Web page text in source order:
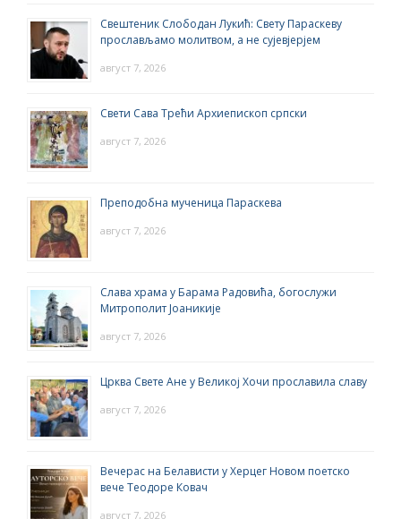
Свештеник Слободан Лукић: Свету Параскеву
прослављамо молитвом, а не сујевјерјем
август 7, 2026
Свети Сава Трећи Архиепископ српски
август 7, 2026
Преподобна мученица Параскева
август 7, 2026
Слава храма у Барама Радовића, богослужи
Митрополит Јоаникије
август 7, 2026
Црква Свете Ане у Великој Хочи прославила славу
август 7, 2026
Вечерас на Белависти у Херцег Новом поетско
вече Теодоре Ковач
август 7, 2026